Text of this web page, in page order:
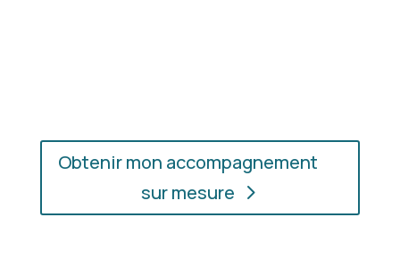
Obtenir mon accompagnement
sur mesure